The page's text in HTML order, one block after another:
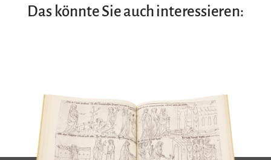
Das könnte Sie auch interessieren: